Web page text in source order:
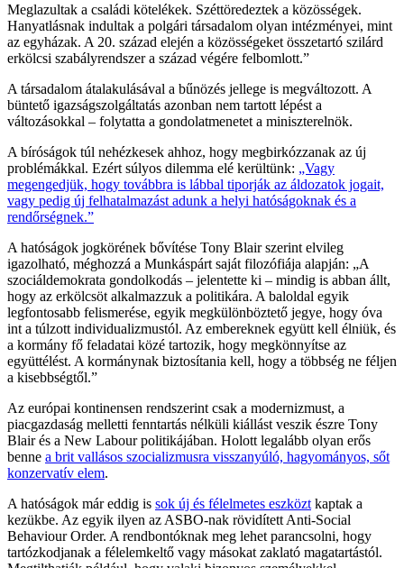
Meglazultak a családi kötelékek. Széttöredeztek a közösségek.
Hanyatlásnak indultak a polgári társadalom olyan intézményei, mint
az egyházak. A 20. század elején a közösségeket összetartó szilárd
erkölcsi szabályrendszer a század végére felbomlott.”
A társadalom átalakulásával a bűnözés jellege is megváltozott. A
büntető igazságszolgáltatás azonban nem tartott lépést a
változásokkal – folytatta a gondolatmenetet a miniszterelnök.
A bíróságok túl nehézkesek ahhoz, hogy megbirkózzanak az új
problémákkal. Ezért súlyos dilemma elé kerültünk: „Vagy
megengedjük, hogy továbbra is lábbal tiporják az áldozatok jogait,
vagy pedig új felhatalmazást adunk a helyi hatóságoknak és a
rendőrségnek.”
A hatóságok jogkörének bővítése Tony Blair szerint elvileg
igazolható, méghozzá a Munkáspárt saját filozófiája alapján: „A
szociáldemokrata gondolkodás – jelentette ki – mindig is abban állt,
hogy az erkölcsöt alkalmazzuk a politikára. A baloldal egyik
legfontosabb felismerése, egyik megkülönböztető jegye, hogy óva
int a túlzott individualizmustól. Az embereknek együtt kell élniük, és
a kormány fő feladatai közé tartozik, hogy megkönnyítse az
együttélést. A kormánynak biztosítania kell, hogy a többség ne féljen
a kisebbségtől.”
Az európai kontinensen rendszerint csak a modernizmust, a
piacgazdaság melletti fenntartás nélküli kiállást veszik észre Tony
Blair és a New Labour politikájában. Holott legalább olyan erős
benne a brit vallásos szocializmusra visszanyúló, hagyományos, sőt
konzervatív elem.
A hatóságok már eddig is sok új és félelmetes eszközt kaptak a
kezükbe. Az egyik ilyen az ASBO-nak rövidített Anti-Social
Behaviour Order. A rendbontóknak meg lehet parancsolni, hogy
tartózkodjanak a félelemkeltő vagy másokat zaklató magatartástól.